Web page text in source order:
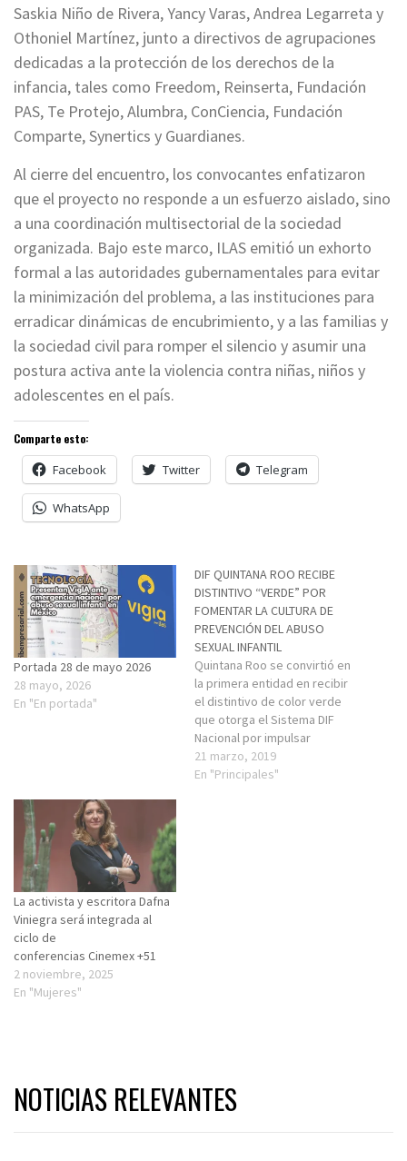
Saskia Niño de Rivera, Yancy Varas, Andrea Legarreta y
Othoniel Martínez, junto a directivos de agrupaciones
dedicadas a la protección de los derechos de la
infancia, tales como Freedom, Reinserta, Fundación
PAS, Te Protejo, Alumbra, ConCiencia, Fundación
Comparte, Synertics y Guardianes.
Al cierre del encuentro, los convocantes enfatizaron
que el proyecto no responde a un esfuerzo aislado, sino
a una coordinación multisectorial de la sociedad
organizada. Bajo este marco, ILAS emitió un exhorto
formal a las autoridades gubernamentales para evitar
la minimización del problema, a las instituciones para
erradicar dinámicas de encubrimiento, y a las familias y
la sociedad civil para romper el silencio y asumir una
postura activa ante la violencia contra niñas, niños y
adolescentes en el país.
Comparte esto:
Facebook Twitter Telegram
WhatsApp
Portada 28 de mayo 2026
28 mayo, 2026
En "En portada"
DIF QUINTANA ROO RECIBE
DISTINTIVO “VERDE” POR
FOMENTAR LA CULTURA DE
PREVENCIÓN DEL ABUSO
SEXUAL INFANTIL
Quintana Roo se convirtió en
la primera entidad en recibir
el distintivo de color verde
que otorga el Sistema DIF
Nacional por impulsar
programas de protección a la
infancia. El distintivo
21 marzo, 2019
En "Principales"
La activista y escritora Dafna
Viniegra será integrada al
ciclo de
conferencias Cinemex +51
2 noviembre, 2025
En "Mujeres"
NOTICIAS RELEVANTES